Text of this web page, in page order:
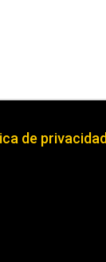
de privacidad